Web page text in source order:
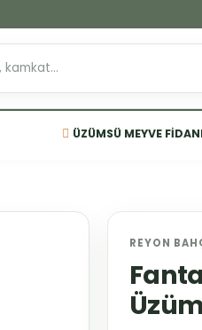
ÜZÜMSÜ MEYVE
REYON